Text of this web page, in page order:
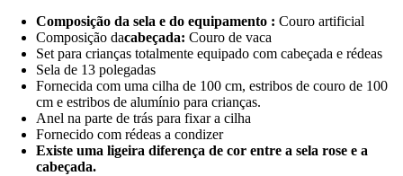
Composição da sela e do equipamento : Couro artificial
Composição dacabeçada: Couro de vaca
Set para crianças totalmente equipado com cabeçada e rédeas
Sela de 13 polegadas
Fornecida com uma cilha de 100 cm, estribos de couro de 100
cm e estribos de alumínio para crianças.
Anel na parte de trás para fixar a cilha
Fornecido com rédeas a condizer
Existe uma ligeira diferença de cor entre a sela rose e a
cabeçada.